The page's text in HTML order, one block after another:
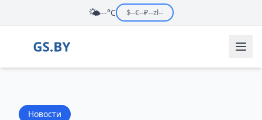
🌤️--°C $--€--₽--zł--
Новости